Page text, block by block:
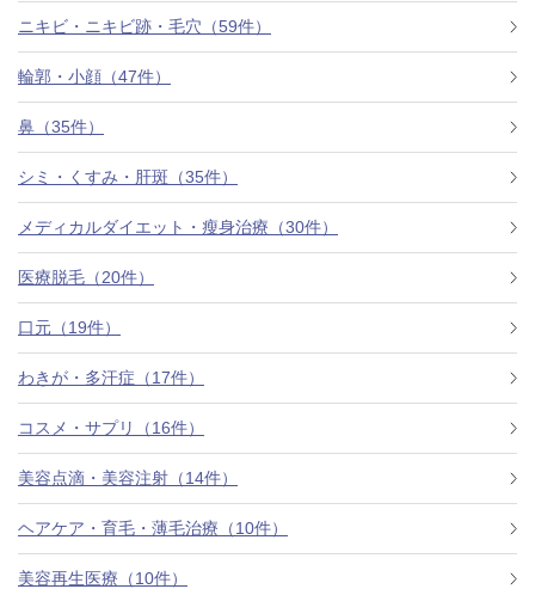
料金一覧
施術症例
初めての方へ
お悩みで探す
医師紹介
アクセス
西梅田から徒歩2分
ついて
ニキビ・ニキビ跡・毛穴（59件）
輪郭・小顔（47件）
鼻（35件）
シミ・くすみ・肝斑（35件）
メディカルダイエット・瘦身治療（30件）
医療脱毛（20件）
口元（19件）
わきが・多汗症（17件）
コスメ・サプリ（16件）
美容点滴・美容注射（14件）
ヘアケア・育毛・薄毛治療（10件）
美容再生医療（10件）